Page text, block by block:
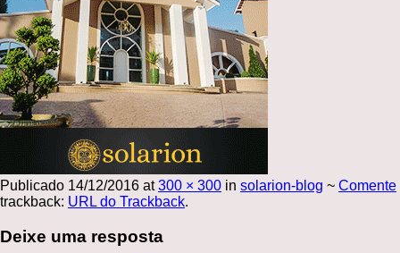
Publicado 14/12/2016 at300 × 300 in solarion-blog ~ Comente
trackback: URL do Trackback.
Deixe uma resposta